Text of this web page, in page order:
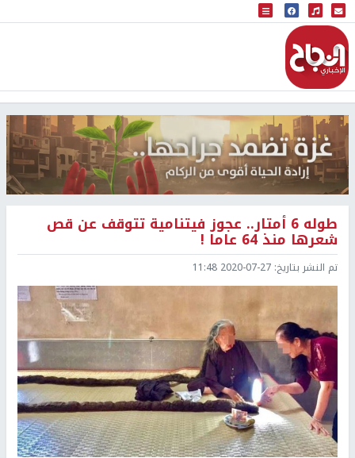
البث المباشر
إذاعة النجاح
طوله 6 أمتار.. عجوز فيتنامية تتوقف عن قص
شعرها منذ 64 عاما !
تم النشر بتاريخ: 2020-07-27 11:48